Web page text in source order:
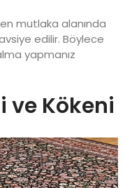
mutlaka alanında
edilir. Böylece
yapmanız
ve Kökeni